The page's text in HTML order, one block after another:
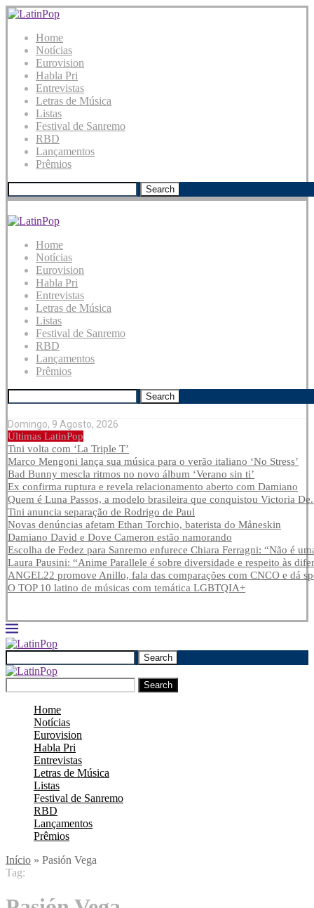
Home
Notícias
Eurovision
Habla Pri
Entrevistas
Letras de Música
Listas
Festival de Sanremo
RBD
Lançamentos
Prêmios
Search
Home
Notícias
Eurovision
Habla Pri
Entrevistas
Letras de Música
Listas
Festival de Sanremo
RBD
Lançamentos
Prêmios
Search
Domingo, 9 Agosto, 2026
Últimas LatinPop
Tini volta com ‘La Triple T’
Marco Mengoni lança sua música para o verão italiano ‘No Stress’
Bad Bunny mescla ritmos no novo álbum ‘Verano sin ti’
Ex confirma ruptura e revela relacionamento aberto com Damiano
Quem é Luna Passos, a modelo brasileira que conquistou Victoria
Tini anuncia separação de Rodrigo de Paul
Novas denúncias afetam Ethan Torchio, baterista do Måneskin
Damiano David e Dove Cameron estão namorando
Escolha de Fedez para Sanremo enfurece Chiara Ferragni: “Não é
Laura Pausini: “Anime Parallele é sobre diversidade e respeito às
ANGEL22 promove Anillo, fala das comparações com CNCO e dá
O TOP 10 latino de músicas com temática LGBTQIA+
Search
Search
Home
Notícias
Eurovision
Habla Pri
Entrevistas
Letras de Música
Listas
Festival de Sanremo
RBD
Lançamentos
Prêmios
Início » Pasión Vega
Tag: